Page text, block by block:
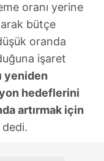
oranı yerine
bütçe
oranda
işaret
yeniden
hedeflerini
artırmak için
dedi.